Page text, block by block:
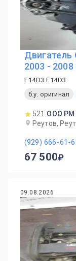
Двигатель
2003 -
F14D3 F14D3
б.у. оригинал
521 ООО
Реутов,
(929) 666-61-
67 500
09.08.2026